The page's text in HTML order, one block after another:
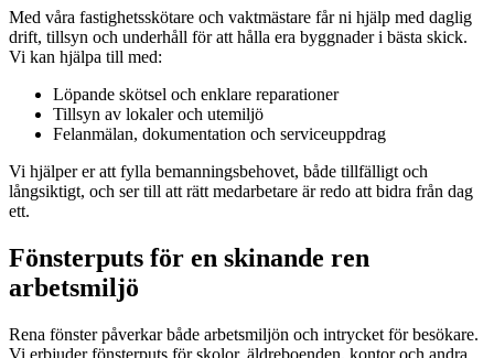
Med våra fastighetsskötare och vaktmästare får ni hjälp med daglig
drift, tillsyn och underhåll för att hålla era byggnader i bästa skick.
Vi kan hjälpa till med:
Löpande skötsel och enklare reparationer
Tillsyn av lokaler och utemiljö
Felanmälan, dokumentation och serviceuppdrag
Vi hjälper er att fylla bemanningsbehovet, både tillfälligt och
långsiktigt, och ser till att rätt medarbetare är redo att bidra från dag
ett.
Fönsterputs för en skinande ren
arbetsmiljö
Rena fönster påverkar både arbetsmiljön och intrycket för besökare.